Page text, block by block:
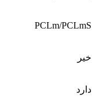
PCLm/PCLmS
خیر
دارد